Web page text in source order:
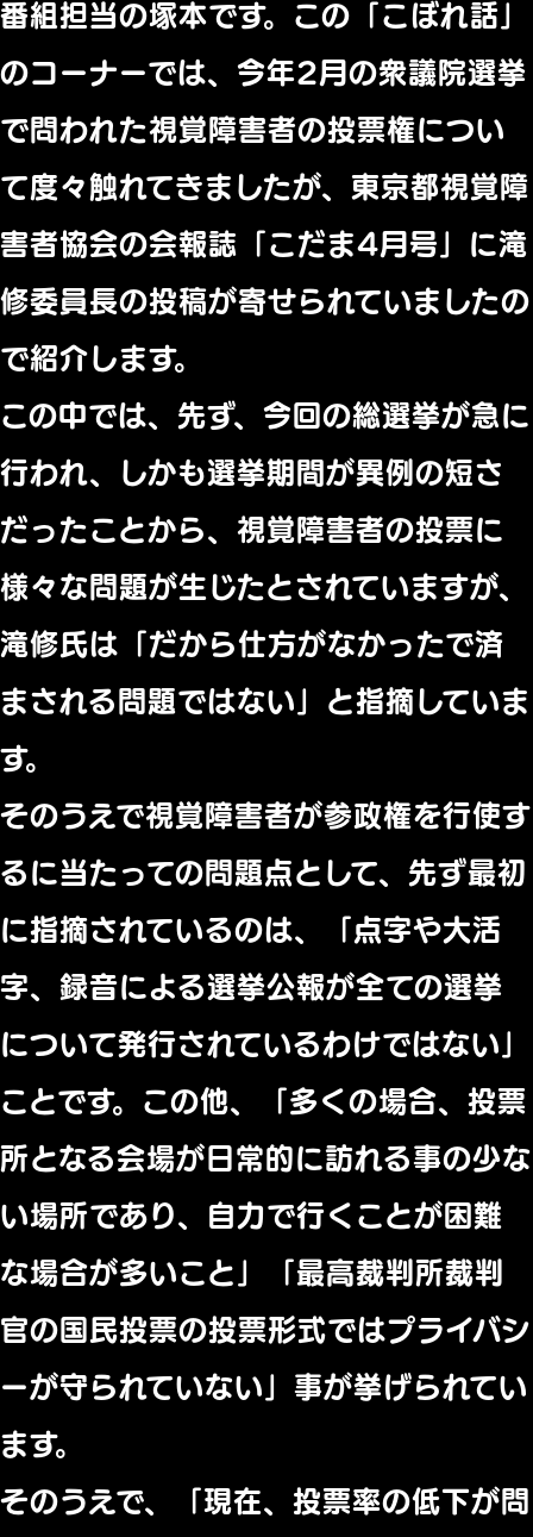
番組担当の塚本です。この「こぼれ話」
のコーナーでは、今年2月の衆議院選挙
で問われた視覚障害者の投票権につい
て度々触れてきましたが、東京都視覚障
害者協会の会報誌「こだま4月号」に滝
修委員長の投稿が寄せられていましたの
で紹介します。
この中では、先ず、今回の総選挙が急に
行われ、しかも選挙期間が異例の短さ
だったことから、視覚障害者の投票に
様々な問題が生じたとされていますが、
滝修氏は「だから仕方がなかったで済
まされる問題ではない」と指摘していま
す。
そのうえで視覚障害者が参政権を行使す
るに当たっての問題点として、先ず最初
に指摘されているのは、「点字や大活
字、録音による選挙公報が全ての選挙
について発行されているわけではない」
ことです。この他、「多くの場合、投票
所となる会場が日常的に訪れる事の少な
い場所であり、自力で行くことが困難
な場合が多いこと」「最高裁判所裁判
官の国民投票の投票形式ではプライバシ
ーが守られていない」事が挙げられてい
ます。
そのうえで、「現在、投票率の低下が問